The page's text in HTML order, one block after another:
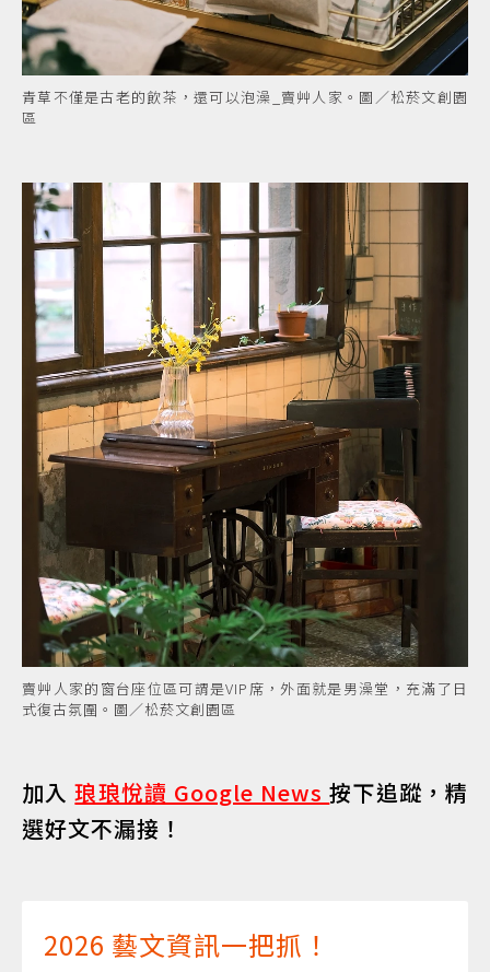
青草不僅是古老的飲茶，還可以泡澡_賣艸人家。圖／松菸文創園
區
賣艸人家的窗台座位區可謂是VIP席，外面就是男澡堂，充滿了日
式復古氛圍。圖／松菸文創園區
加入琅琅悅讀 Google News按下追蹤，精
選好文不漏接！
2026 藝文資訊一把抓！